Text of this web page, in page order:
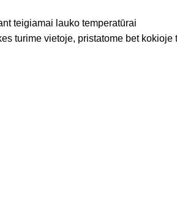
teigiamai lauko temperatūrai
turime vietoje, pristatome bet kokioje